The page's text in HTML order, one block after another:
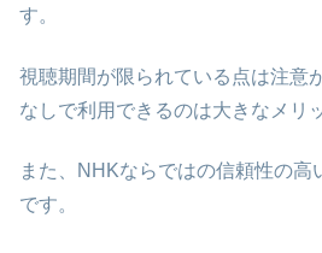
す。
視聴期間が限られている点は注意
なしで利用できるのは大きなメリ
また、NHKならではの信頼性の高
です。